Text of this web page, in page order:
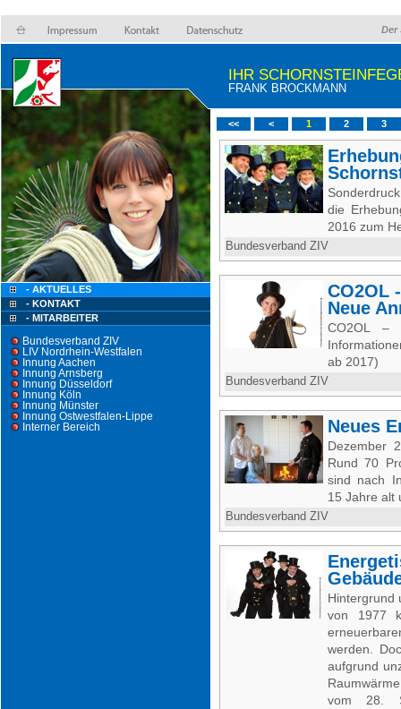
Der
- AKTUELLES
- KONTAKT
- MITARBEITER
Bundesverband ZIV
LIV Nordrhein-Westfalen
Innung Aachen
Innung Arnsberg
Innung Düsseldorf
Innung Köln
Innung Münster
Innung Ostwestfalen-Lippe
Interner Bereich
IHR
FRANK BROCKMANN
<< < 1 2 3
die
2016 zum
Bundesverband ZIV
CO2OL
Neue
CO2OL
ab 2017)
Bundesverband ZIV
Neues
Dezember
Rund 70
sind nach
15 Jahre alt
Bundesverband ZIV
Hintergrund
von 1977
werden.
aufgrund
vom 28.